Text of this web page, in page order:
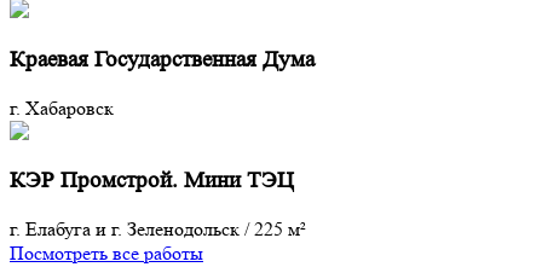
Краевая Государственная Дума
г. Хабаровск
КЭР Промстрой. Мини ТЭЦ
г. Елабуга и г. Зеленодольск /225 м²
Посмотреть все работы